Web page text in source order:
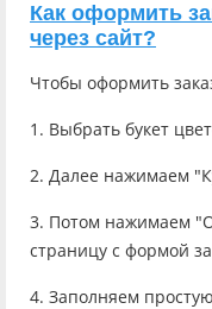
Как оформить
через сайт?
Чтобы оформить
1. Выбрать букет
2. Далее нажимаем
3. Потом нажимаем
страницу с формой
4. Заполняем